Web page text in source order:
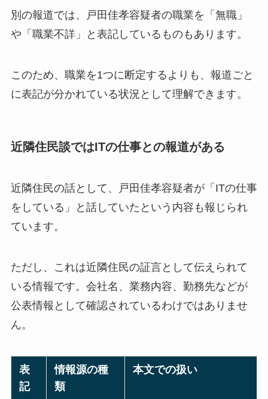
別の報道では、戸田佳孝容疑者の職業を「無職」
や「職業不詳」と表記しているものもあります。
このため、職業を1つに断定するよりも、報道ごと
に表記が分かれている状況として理解できます。
近隣住民談ではITの仕事との報道がある
近隣住民の話として、戸田佳孝容疑者が「ITの仕事
をしている」と話していたという内容も報じられ
ています。
ただし、これは近隣住民の証言として伝えられて
いる情報です。会社名、業務内容、勤務先などが
公表情報として確認されているわけではありませ
ん。
表
記
情報源の種
類
本文での扱い